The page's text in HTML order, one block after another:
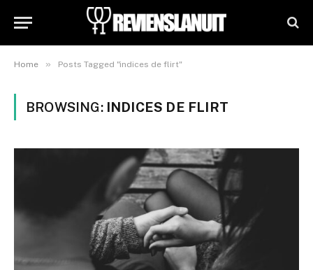
Home » Posts Tagged "indices de flirt"
BROWSING: INDICES DE FLIRT